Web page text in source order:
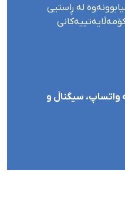
لە ڕاستیی
واتساپ، سیگناڵ و